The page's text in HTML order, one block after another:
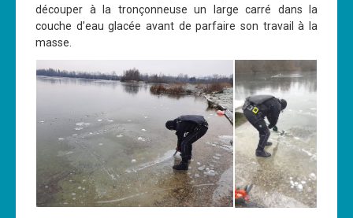
Nitrox
Cours
Annonces
découper à la tronçonneuse un large carré dans la
couche d’eau glacée avant de parfaire son travail à la
masse.